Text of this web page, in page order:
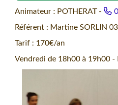
Animateur : POTHERAT -
Référent : Martine SORLIN
Tarif : 170€/an
Vendredi de 18h00 à 19h00 -